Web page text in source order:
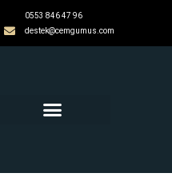
0553 846 47 96
destek@cemgumus.com